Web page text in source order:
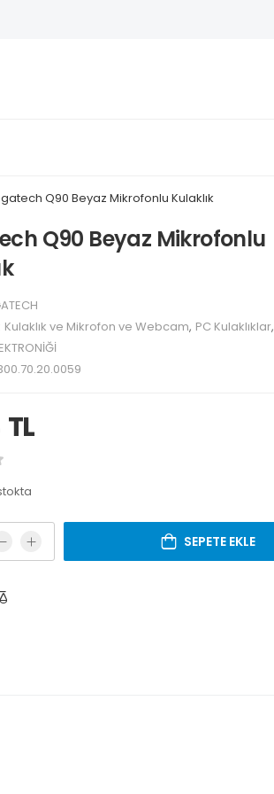
Q90 Beyaz Mikrofonlu Kulaklık
Q90 Beyaz Mikrofonlu
Kulaklık ve Mikrofon ve Webcam, PC Kulaklıklar,
TL
SEPETE EKLE